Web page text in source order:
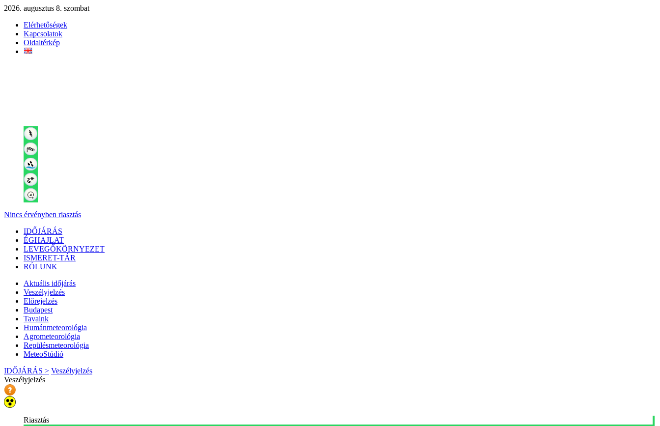
2026. augusztus 8. szombat
Elérhetőségek
Kapcsolatok
Oldaltérkép
Nincs érvényben riasztás
IDŐJÁRÁS
ÉGHAJLAT
LEVEGŐKÖRNYEZET
ISMERET-TÁR
RÓLUNK
Aktuális időjárás
Veszélyjelzés
Előrejelzés
Budapest
Tavaink
Humánmeteorológia
Agrometeorológia
Repülésmeteorológia
MeteoStúdió
IDŐJÁRÁS > Veszélyjelzés
Veszélyjelzés
Riasztás